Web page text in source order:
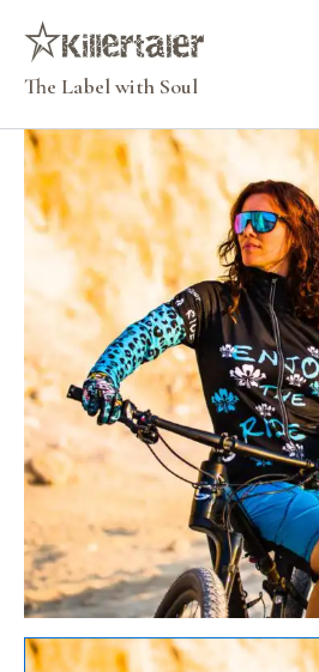
Inhalt
springen
The Label with Soul